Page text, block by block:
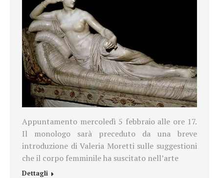
Appuntamento mercoledì 5 febbraio alle ore 17.
Il monologo sarà preceduto da una breve
introduzione di Valeria Moretti sulle suggestioni
che il corpo femminile ha suscitato nell’arte
Dettagli